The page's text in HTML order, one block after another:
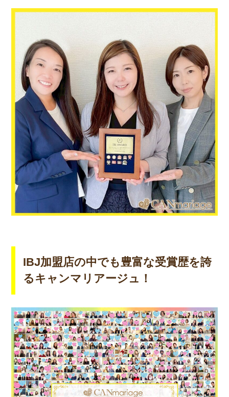
IBJ加盟店の中でも豊富な受賞歴を誇
るキャンマリアージュ！